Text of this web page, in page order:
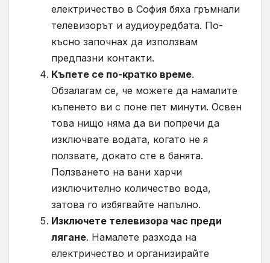
електричество в София бяха гръмнали
телевизорът и аудиоуредбата. По-
късно започнах да използвам
предпазни контакти.
Къпете се по-кратко време.
Обзалагам се, че можете да намалите
къпенето ви с поне пет минути. Освен
това нищо няма да ви попречи да
изключвате водата, когато не я
ползвате, докато сте в банята.
Ползването на вани харчи
изключително количество вода,
затова го избягвайте напълно.
Изключете телевизора час преди
лягане. Намалете разхода на
електричество и организирайте